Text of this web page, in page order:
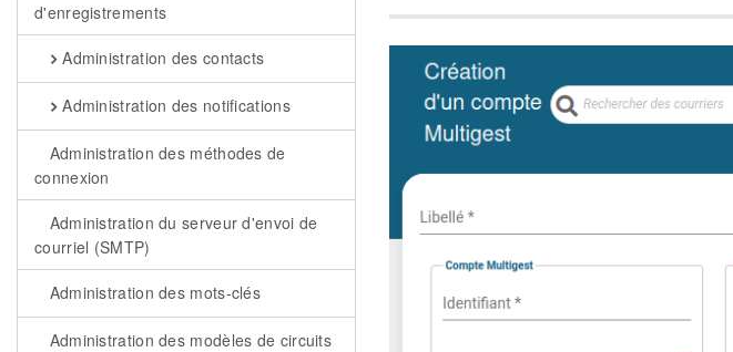
d'enregistrements
Administration des contacts
Administration des notifications
Administration des méthodes de
connexion
Administration du serveur d'envoi de
courriel (SMTP)
Administration des mots-clés
Administration des modèles de circuits